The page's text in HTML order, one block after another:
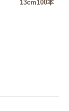
13cm100本